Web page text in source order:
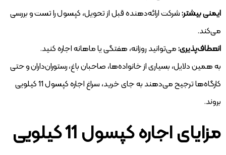
ایمنی بیشتر:شرکت ارائه‌دهنده قبل از تحویل، کپسول را تست و بررسی
می‌کند.
انعطاف‌پذیری:می‌توانید روزانه، هفتگی یا ماهانه اجاره کنید.
به همین دلایل، بسیاری از خانواده‌ها، صاحبان باغ، رستوران‌داران و حتی
کارگاه‌ها ترجیح می‌دهند به جای خرید، سراغ اجاره کپسول 11 کیلویی
بروند.
مزایای اجاره کپسول 11 کیلویی